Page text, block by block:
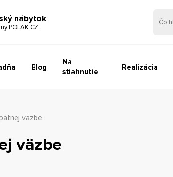
nábytok
POLAK CZ
Blog
Na
stiahnutie
Realizácia
väzbe
väzbe